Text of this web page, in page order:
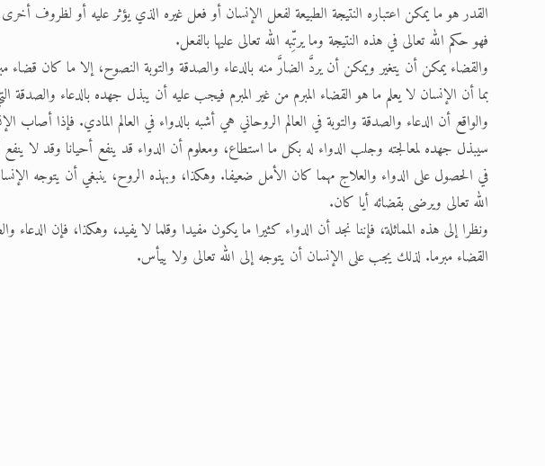
اقرأ هذا الكتاب وتعرّف على حقيقة الإسراء والمعراج >>
عرض مصوَّر لأقوال المستشرقين في خاتم النبيين صلى
الحجّ.. دلالات، حِكم، وأهداف >> المزيد
القدر هو ما يمكن اعتباره النتيجة الطبيعة لفعل الإنسان أو فعل غيره الذي يؤثر عليه أو لظروف أخرى
فهو حكم الله تعالى في هذه النتيجة وما يرتِّبه الله تعالى عليها بالفعل.
والقضاء يمكن أن يتغير ويمكن أن يردَّ الضارَّ منه بالدعاء والصدقة والتوبة النصوح، إلا ما كان قضاء
بما أن الإنسان لا يعلم ما هو القضاء المبرم من غير المبرم فيجب عليه أن يبذل جهده بالدعاء والصدقة
والواقع أن الدعاء والصدقة والتوبة في العالم الروحاني هي أشبه بالدواء في العالم المادي. فإذا
سيبذل جهده لمعالجته وجلب الدواء له بكل ما استطاع، ومعلوم أن الدواء قد ينفع أحيانا وقد لا
في الحصول على الدواء والعلاج مهما كان الأمل ضعيفا. وهكذا، وبهذه الروح، ينبغي أن يتوجه
الله تعالى ويرضى بقضائه أيا كان.
ونظرا إلى هذه المماثلة، فإننا نجد أن الدواء كثيرا ما يكون مفيدا وقلما لا يفيد، وهكذا، فإن الدعاء
القضاء مبرما. لذلك يجب على الإنسان أن يتوجه إلى الله تعالى ولا ييأس.